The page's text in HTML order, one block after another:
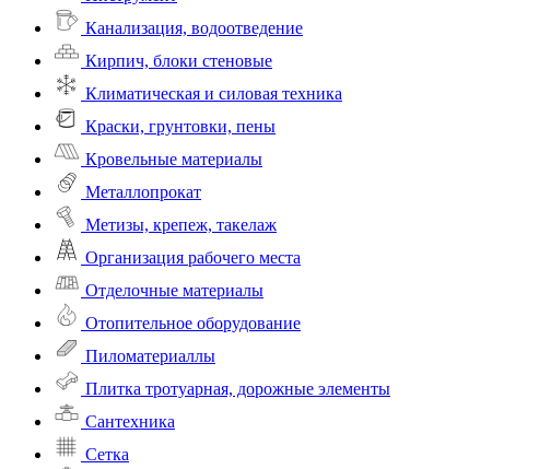
Канализация, водоотведение
Кирпич, блоки стеновые
Климатическая и силовая техника
Краски, грунтовки, пены
Кровельные материалы
Металлопрокат
Метизы, крепеж, такелаж
Организация рабочего места
Отделочные материалы
Отопительное оборудование
Пиломатериаллы
Плитка тротуарная, дорожные элементы
Сантехника
Сетка